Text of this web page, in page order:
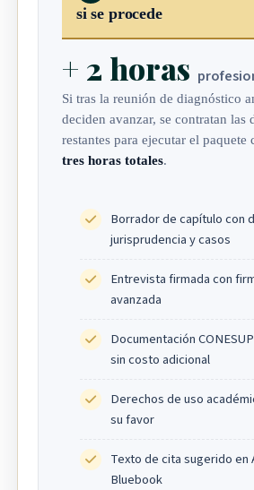
si se procede
+ 2 horas
Si tras la reunión de diagnóstico
deciden avanzar, se contratan las
restantes para ejecutar el paquete
tres horas totales.
Borrador de capítulo con
jurisprudencia y casos
Entrevista firmada con
avanzada
Documentación
sin costo adicional
Derechos de uso
su favor
Texto de cita sugerido en
Bluebook